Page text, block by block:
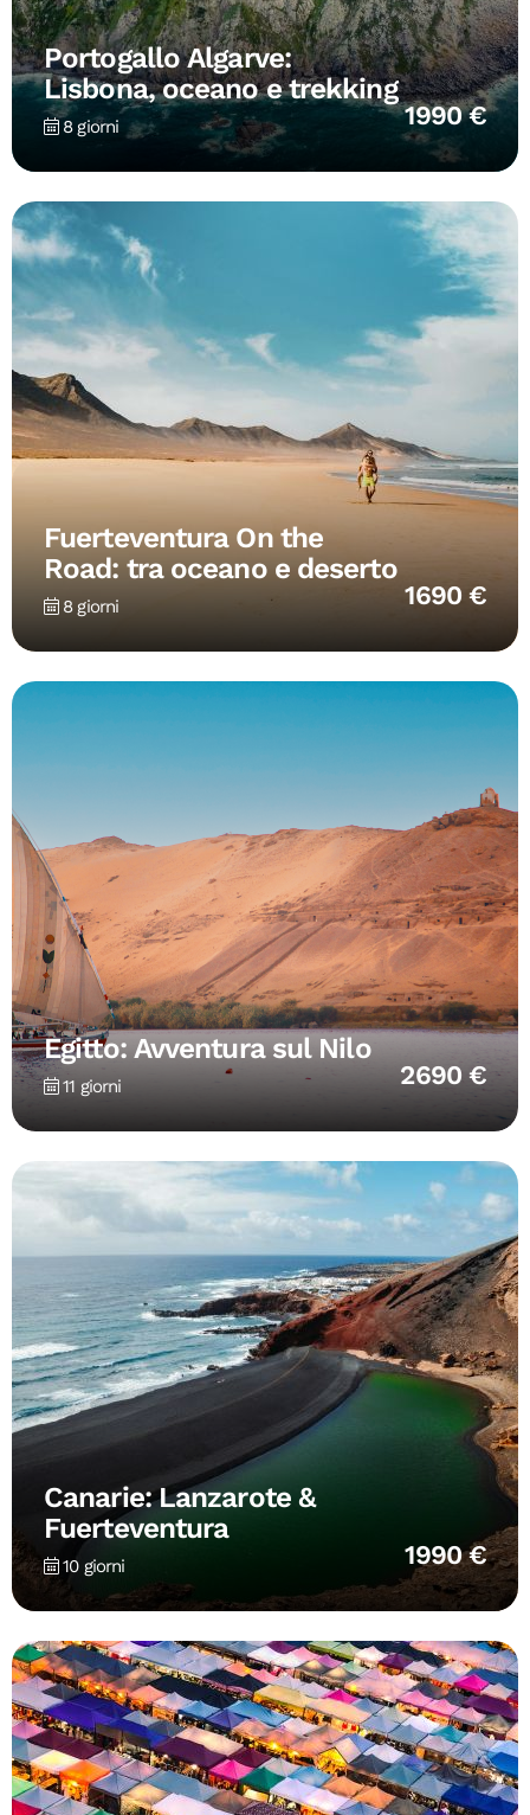
Portogallo Algarve:
Lisbona, oceano e trekking
8 giorni 1990 €
Fuerteventura On the
Road: tra oceano e deserto
8 giorni 1690 €
Egitto: Avventura sul Nilo
11 giorni 2690 €
Canarie: Lanzarote &
Fuerteventura
10 giorni 1990 €